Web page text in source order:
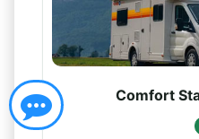
Comfort